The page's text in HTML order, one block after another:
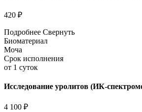
420 ₽
Подробнее Свернуть
Биоматериал
Моча
Срок исполнения
от 1 суток
Исследование уролитов (ИК-
4 100 ₽